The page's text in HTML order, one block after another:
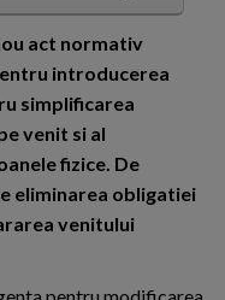
act normativ
introducerea
simplificarea
venit si al
fizice. De
eliminarea obligatiei
venitului